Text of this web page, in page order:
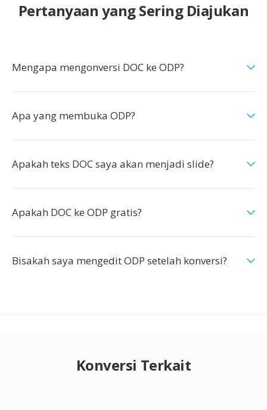
Pertanyaan yang Sering Diajukan
Mengapa mengonversi DOC ke ODP?
Apa yang membuka ODP?
Apakah teks DOC saya akan menjadi slide?
Apakah DOC ke ODP gratis?
Bisakah saya mengedit ODP setelah konversi?
Konversi Terkait